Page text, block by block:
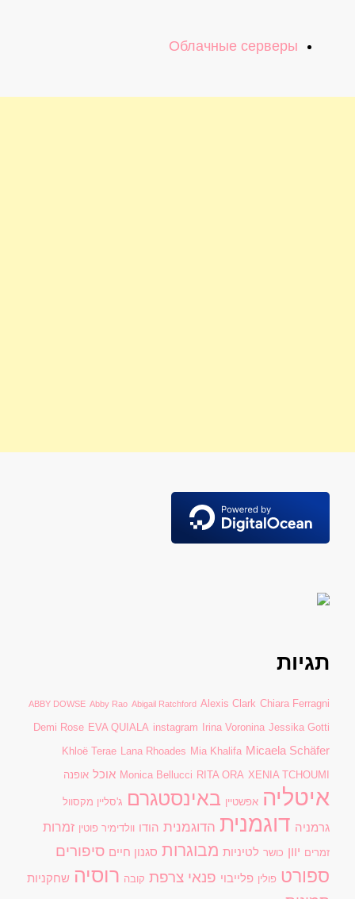
Облачные серверы
תגיות
ABBY DOWSE Abby Rao Abigail Ratchford Alexis Clark Chiara Ferragni
Demi Rose EVA QUIALA instagram Irina Voronina Jessika Gotti
Khloë Terae Lana Rhoades Mia Khalifa Micaela Schäfer
Monica Bellucci RITA ORA XENIA TCHOUMI אוכל אופנה
איטליה אפשטיין באינסטגרם ג'סליין מקסוול
גרמניה דוגמנית הדוגמנית הודו וולדימיר פוטין זמרות
זמרים יוון כושר לטיניות מבוגרות סגנון חיים סיפורים
ספורט פולין פלייבוי פנאי צרפת קובה רוסיה שחקניות